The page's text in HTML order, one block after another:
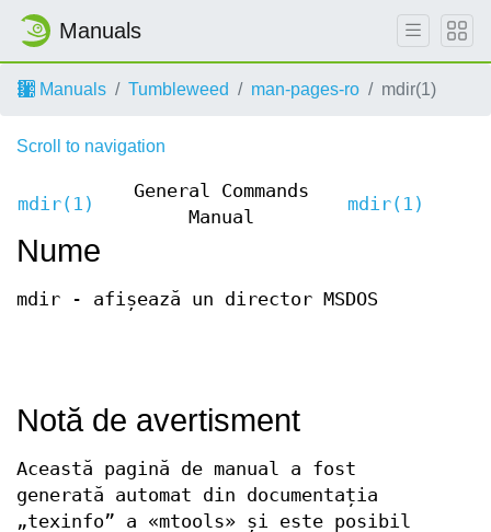
Manuals
Manuals Tumbleweed man-pages-ro mdir(1)
Scroll to navigation
mdir(1)
General Commands
Manual
mdir(1)
Nume
mdir - afișează un director MSDOS
Notă de avertisment
Această pagină de manual a fost
generată automat din documentația
„texinfo” a «mtools» și este posibil